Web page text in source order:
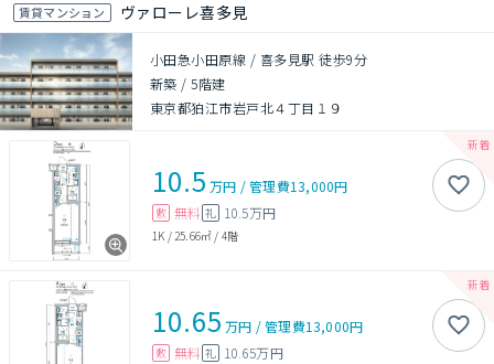
賃貸マンション ヴァローレ喜多見
小田急小田原線 / 喜多見駅 徒歩9分
新築 /5階建
東京都狛江市岩戸北４丁目１９
10.5 万円 /管理費13,000円
敷 無料 礼 10.5万円
1K / 25.66㎡ / 4階
10.65 万円 /管理費13,000円
敷 無料 礼 10.65万円